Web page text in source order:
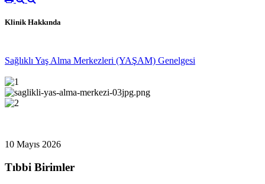
Klinik Hakkında
Sağlıklı Yaş Alma Merkezleri (YAŞAM) Genelgesi
10 Mayıs 2026
Tıbbi Birimler